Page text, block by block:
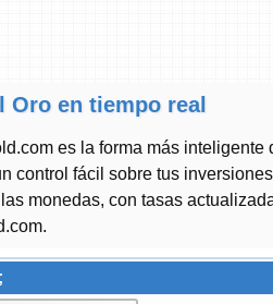
Oro en tiempo real
es la forma más
control fácil sobre tus
monedas, con tasas